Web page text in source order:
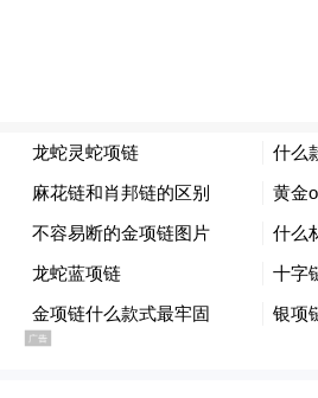
了超过五分之一的高新技
过三分之一的有效发明
60%的国家级科技企业孵
基于此，山东也以更高立